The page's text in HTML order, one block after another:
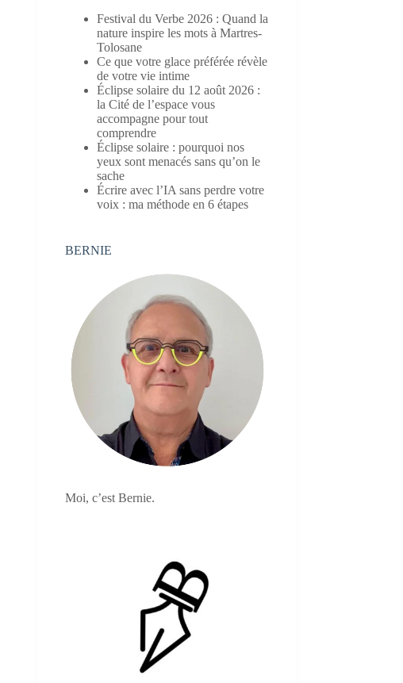
Festival du Verbe 2026 : Quand la
nature inspire les mots à Martres-
Tolosane
Ce que votre glace préférée révèle
de votre vie intime
Éclipse solaire du 12 août 2026 :
la Cité de l’espace vous
accompagne pour tout
comprendre
Éclipse solaire : pourquoi nos
yeux sont menacés sans qu’on le
sache
Écrire avec l’IA sans perdre votre
voix : ma méthode en 6 étapes
BERNIE
Moi, c’est Bernie.